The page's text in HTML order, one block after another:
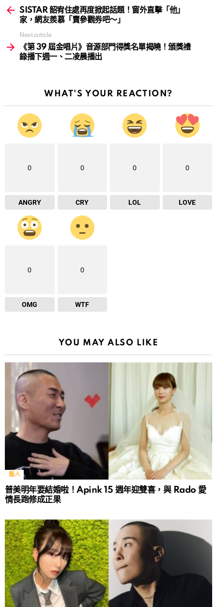
moreSISTAR 韶宥住處再度掀起話題！窗外直擊「他」
家，網友羨慕「賣參觀券吧～」
Next article
《第 39 屆金唱片》音源部門得獎名單揭曉！頒獎禮
錄播下週一、二凌晨播出
WHAT'S YOUR REACTION?
0
ANGRY
0
CRY
0
LOL
0
LOVE
0
OMG
0
WTF
YOU MAY ALSO LIKE
藝人
普美明年要結婚啦！Apink 15 週年迎雙喜，與 Rado 愛
情長跑修成正果